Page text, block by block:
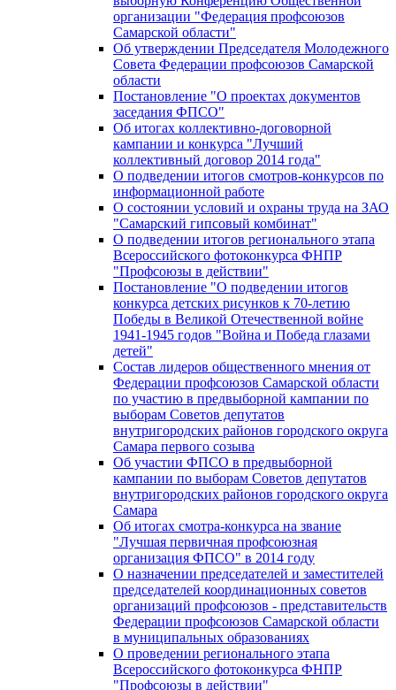
организации "Федерация профсоюзов
Самарской области"
Об утверждении Председателя Молодежного
Совета Федерации профсоюзов Самарской
области
Постановление "О проектах документов
заседания ФПСО"
Об итогах коллективно-договорной
кампании и конкурса "Лучший
коллективный договор 2014 года"
О подведении итогов смотров-конкурсов по
информационной работе
О состоянии условий и охраны труда на ЗАО
"Самарский гипсовый комбинат"
О подведении итогов регионального этапа
Всероссийского фотоконкурса ФНПР
"Профсоюзы в действии"
Постановление "О подведении итогов
конкурса детских рисунков к 70-летию
Победы в Великой Отечественной войне
1941-1945 годов "Война и Победа глазами
детей"
Состав лидеров общественного мнения от
Федерации профсоюзов Самарской области
по участию в предвыборной кампании по
выборам Советов депутатов
внутригородских районов городского округа
Самара первого созыва
Об участии ФПСО в предвыборной
кампании по выборам Советов депутатов
внутригородских районов городского округа
Самара
Об итогах смотра-конкурса на звание
"Лучшая первичная профсоюзная
организация ФПСО" в 2014 году
О назначении председателей и заместителей
председателей координационных советов
организаций профсоюзов - представительств
Федерации профсоюзов Самарской области
в муниципальных образованиях
О проведении регионального этапа
Всероссийского фотоконкурса ФНПР
"Профсоюзы в действии"